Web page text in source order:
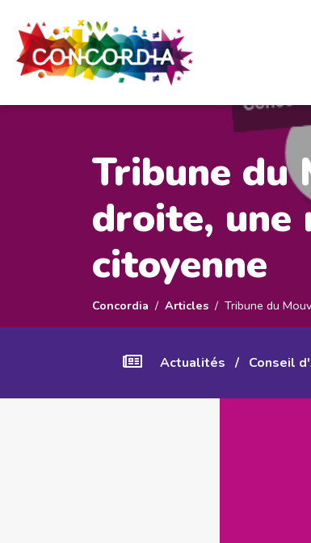
Tribune du
droite, une
citoyenne
Concordia Articles Tribune du
Actualités / Conseil